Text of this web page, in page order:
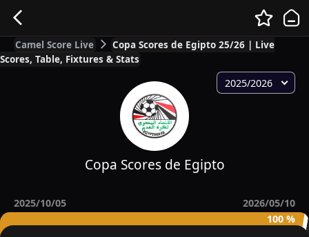
Camel Score Live
Copa Scores de Egipto 25/26 | Live
Scores, Table, Fixtures & Stats
2025/2026
Copa Scores de Egipto
2025/10/05
2026/05/10
100 %